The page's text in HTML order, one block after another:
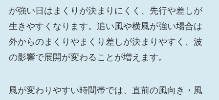
が強い日はまくりが決まりにくく、先行や差しが
生きやすくなります。追い風や横風が強い場合は
外からのまくりやまくり差しが決まりやすく、波
の影響で展開が変わることが増えます。
風が変わりやすい時間帯では、直前の風向き・風